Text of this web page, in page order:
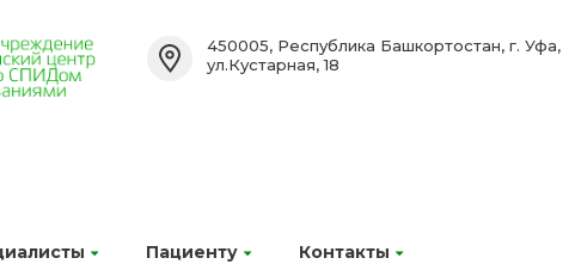
Пациенту Контакты
450005, Республика Башкортостан, г. Уфа,
ул.Кустарная, 18